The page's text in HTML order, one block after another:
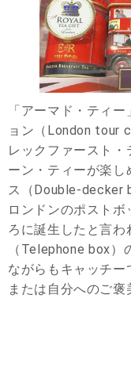
「アーマド・ティ
ョン（London tour
レックファースト
ーン・ティーが楽
ス（Double-decker
ロンドンのポスト
ろに誕生したと言わ
（Telephone box）
ながらもキャッチー
または自分へのご褒